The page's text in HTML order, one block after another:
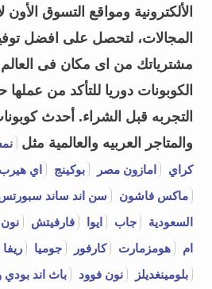
الألكترونية ومواقع التسوق
المجالات، لتحصل على افضل
مشترياتك من اى مكان فى
الكوبونات دوريا للتأكد من
التجربه قبل الشراء. أحدث
والمتاجر العربيه والعالمية مثل
كراي
امازون مصر بوكينج اي هيرب
ماكس فاشون
سن اند ساند
السعودية
جاب ايوا فارفيتش
ام
هومزمارت كارفور جوميا
بلومينغديلز
نون فوود باث اند